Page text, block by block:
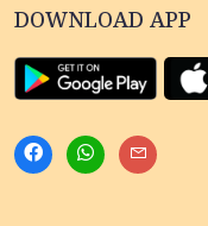
DOWNLOAD APP